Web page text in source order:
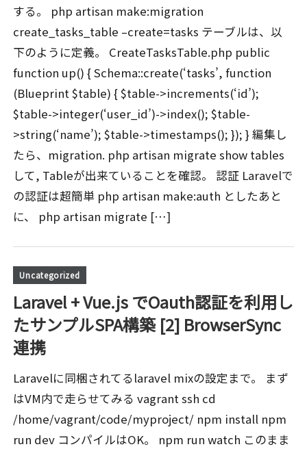
する。 php artisan make:migration
create_tasks_table –create=tasks テーブルは、以
下のように定義。 CreateTasksTable.php public
function up() { Schema::create(‘tasks’, function
(Blueprint $table) { $table->increments(‘id’);
$table->integer(‘user_id’)->index(); $table-
>string(‘name’); $table->timestamps(); }); } 編集し
たら、migration. php artisan migrate show tables
して, Tableが出来ていることを確認。 認証 Laravelで
の認証は超簡単 php artisan make:auth としたあと
に、 php artisan migrate […]
Uncategorized
Laravel + Vue.js でOauth認証を利用し
たサンプルSPA構築 [2] BrowserSync
連携
Laravelに同梱されてるlaravel mixの設定まで。 まず
はVM内で走らせてみる vagrant ssh cd
/home/vagrant/code/myproject/ npm install npm
run dev コンパイルはOK。 npm run watch このまま